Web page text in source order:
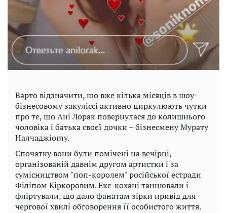
Варто відзначити, що вже кілька місяців в шоу-
бізнесовому закуліссі активно циркулюють чутки
про те, що Ані Лорак повернулася до колишнього
чоловіка і батька своєї дочки – бізнесмену Мурату
Налчаджіоглу.
Спочатку вони були помічені на вечірці,
організованій давнім другом артистки і за
сумісництвом "поп-королем" російської естради
Філіпом Кіркоровим. Екс-кохані танцювали і
фліртували, що дало фанатам зірки привід для
чергової хвилі обговорення її особистого життя.